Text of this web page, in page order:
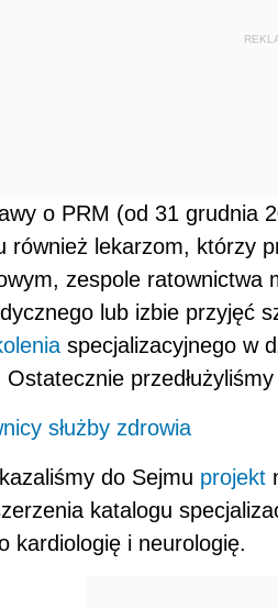
o PRM (od 31 grudnia
również lekarzom, którzy
zespole ratownictwa
lub izbie przyjęć
specjalizacyjnego w
służby zdrowia
do Sejmu projekt
katalogu
kardiologię i neurologię.